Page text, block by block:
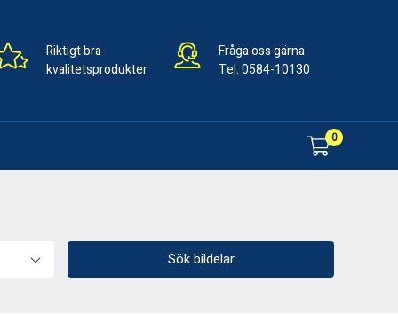
Riktigt bra
kvalitetsprodukter
Fråga oss gärna
Tel:0584-10130
0
Sök bildelar